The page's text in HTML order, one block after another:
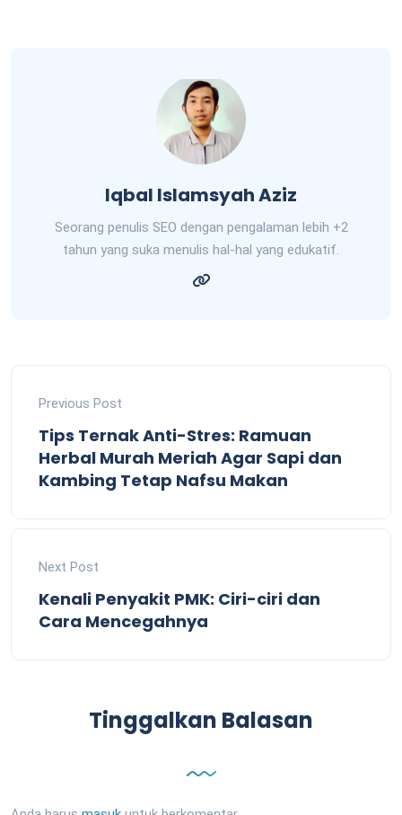
Iqbal Islamsyah Aziz
Seorang penulis SEO dengan pengalaman lebih +2
tahun yang suka menulis hal-hal yang edukatif.
Previous Post
Tips Ternak Anti-Stres: Ramuan
Herbal Murah Meriah Agar Sapi dan
Kambing Tetap Nafsu Makan
Next Post
Kenali Penyakit PMK: Ciri-ciri dan
Cara Mencegahnya
Tinggalkan Balasan